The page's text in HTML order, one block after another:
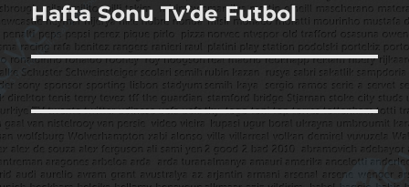
Sonraki
yazı:
Hafta Sonu Tv’de Futbol